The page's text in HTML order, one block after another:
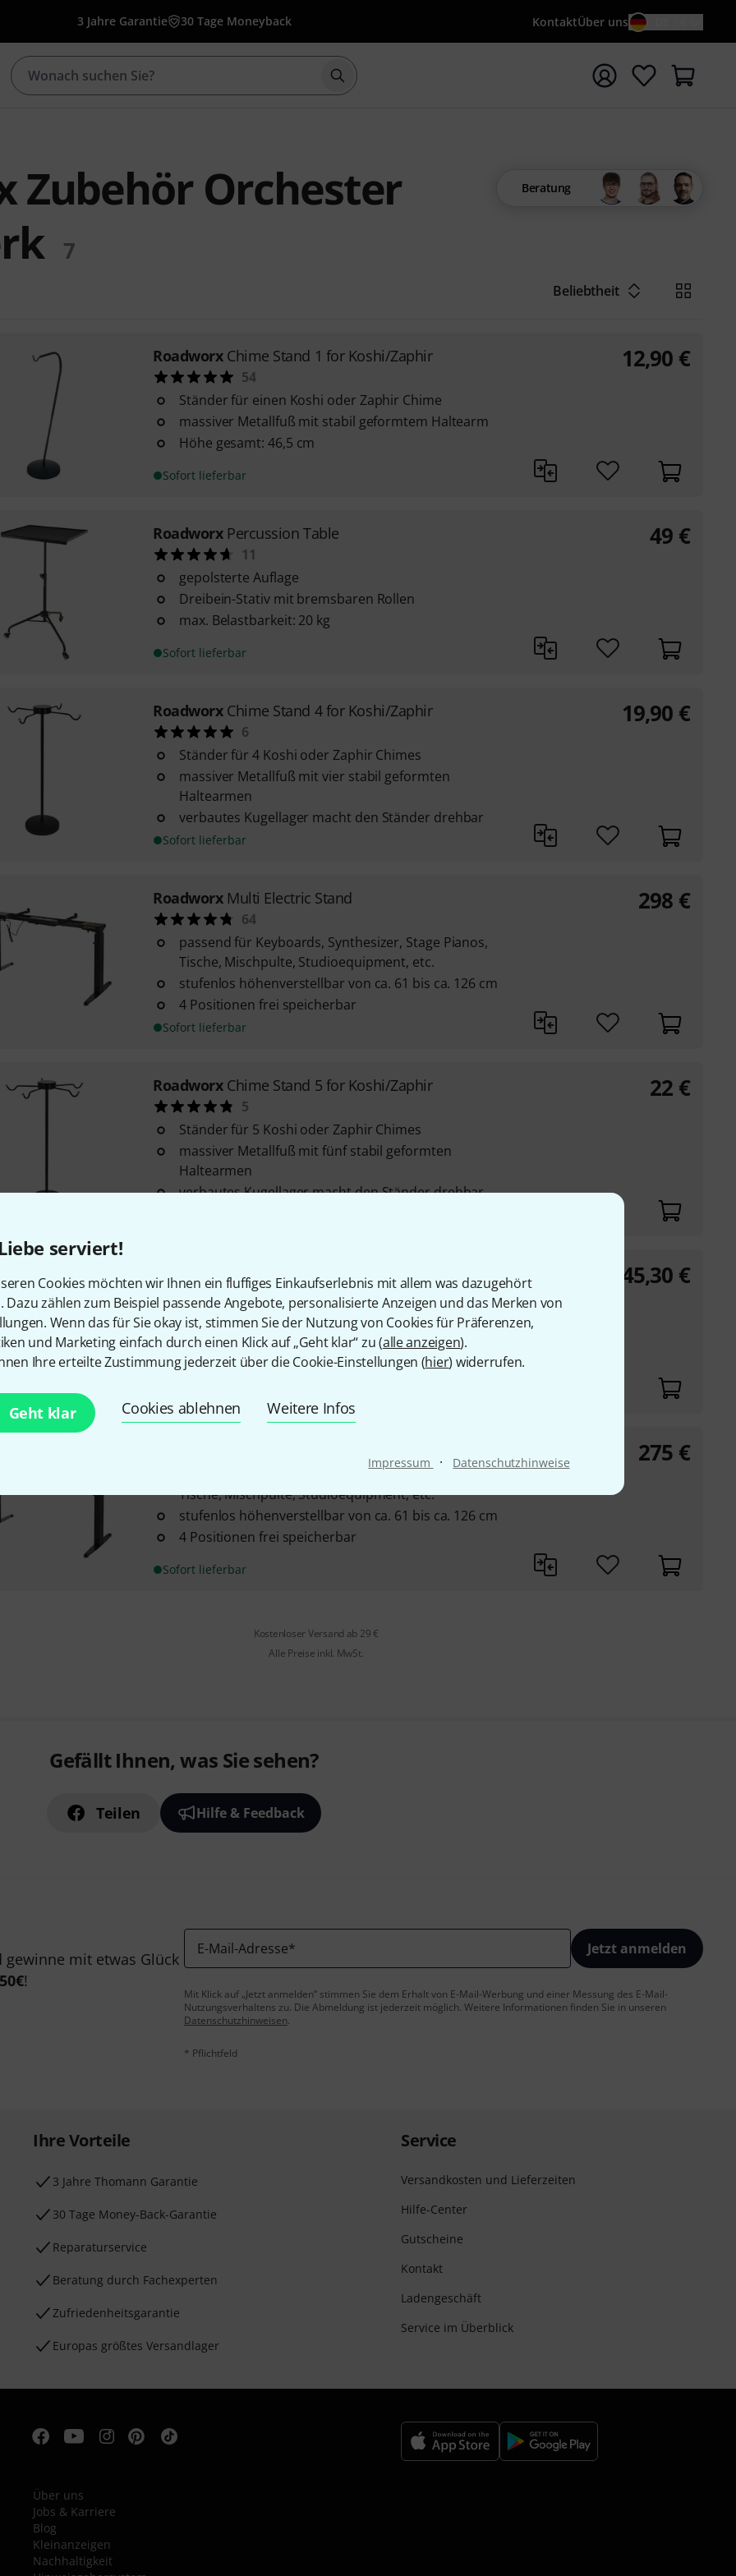
serviert!
Cookies möchten wir Ihnen ein fluffiges Einkaufserlebnis mit allem was dazugehört
Dazu zählen zum Beispiel passende Angebote, personalisierte Anzeigen und das Merken von
Wenn das für Sie okay ist, stimmen Sie der Nutzung von Cookies für Präferenzen,
und Marketing einfach durch einen Klick auf „Geht klar“ zu (alle anzeigen).
Ihre erteilte Zustimmung jederzeit über die Cookie-Einstellungen (hier) widerrufen.
Geht klar Cookies ablehnen Weitere Infos
Impressum · Datenschutzhinweise
3 Jahre Garantie 30 Tage Moneyback KontaktÜber uns
Suche mit Suchwort {searchTerm} starten
Zubehör Orchester
7
Beratung
Beliebtheit
Roadworx Chime Stand 1 for Koshi/Zaphir
54
Ständer für einen Koshi oder Zaphir Chime
massiver Metallfuß mit stabil geformtem Haltearm
Höhe gesamt: 46,5 cm
Sofort lieferbar
12,90 €
Roadworx Percussion Table
11
gepolsterte Auflage
Dreibein-Stativ mit bremsbaren Rollen
max. Belastbarkeit: 20 kg
Sofort lieferbar
49 €
Roadworx Chime Stand 4 for Koshi/Zaphir
6
Ständer für 4 Koshi oder Zaphir Chimes
massiver Metallfuß mit vier stabil geformten
Haltearmen
verbautes Kugellager macht den Ständer drehbar
Sofort lieferbar
19,90 €
Roadworx Multi Electric Stand
64
passend für Keyboards, Synthesizer, Stage Pianos,
Tische, Mischpulte, Studioequipment, etc.
stufenlos höhenverstellbar von ca. 61 bis ca. 126 cm
4 Positionen frei speicherbar
Sofort lieferbar
298 €
Roadworx Chime Stand 5 for Koshi/Zaphir
5
Ständer für 5 Koshi oder Zaphir Chimes
massiver Metallfuß mit fünf stabil geformten
Haltearmen
verbautes Kugellager macht den Ständer drehbar
22 €
Roadworx Percussion Table B-Stock
gepolsterte Auflage
Dreibein-Stativ mit bremsbaren Rollen
max. Belastbarkeit: 20 kg
45,30 €
passend für Keyboards, Synthesizer, Stage Pianos,
Tische, Mischpulte, Studioequipment, etc.
stufenlos höhenverstellbar von ca. 61 bis ca. 126 cm
4 Positionen frei speicherbar
Sofort lieferbar
275 €
Kostenloser Versand ab 29 €
Alle Preise inkl. MwSt.
Gefällt Ihnen, was Sie sehen?
Teilen Hilfe & Feedback
mit etwas Glück
50€!
E-Mail-Adresse* Jetzt anmelden
Mit Klick auf „Jetzt anmelden“ stimmen Sie dem Erhalt von E-Mail-Werbung und einer Messung des E-Mail-
Nutzungsverhaltens zu. Die Abmeldung ist jederzeit möglich. Weitere Informationen finden Sie in unseren
Datenschutzhinweisen.
* Pflichtfeld
Ihre Vorteile
3 Jahre Thomann Garantie
30 Tage Money-Back-Garantie
Reparaturservice
Beratung durch Fachexperten
Zufriedenheitsgarantie
Europas größtes Versandlager
Service
Versandkosten und Lieferzeiten
Hilfe-Center
Gutscheine
Kontakt
Ladengeschäft
Service im Überblick
Über uns
Jobs & Karriere
Blog
Kleinanzeigen
Nachhaltigkeit